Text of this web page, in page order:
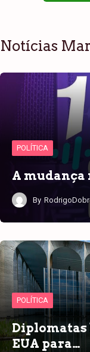
Notícias
POLÍTICA
A mudança
By
POLÍTICA
EUA para…